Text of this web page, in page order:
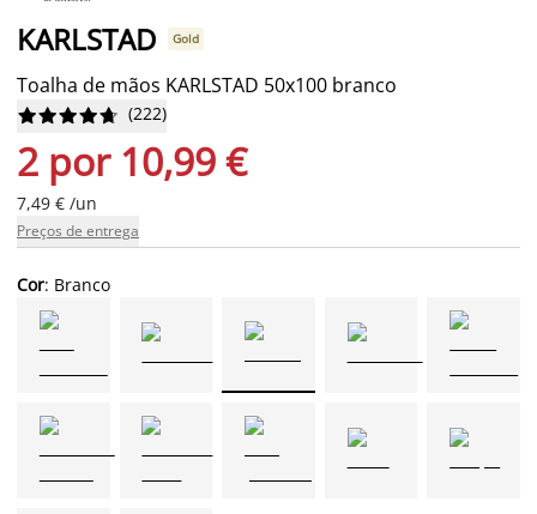
KARLSTAD Gold
Toalha de mãos KARLSTAD 50x100 branco





 (222)
2 por 10,99 €
7,49 € /un
Preços de entrega
Cor: Branco